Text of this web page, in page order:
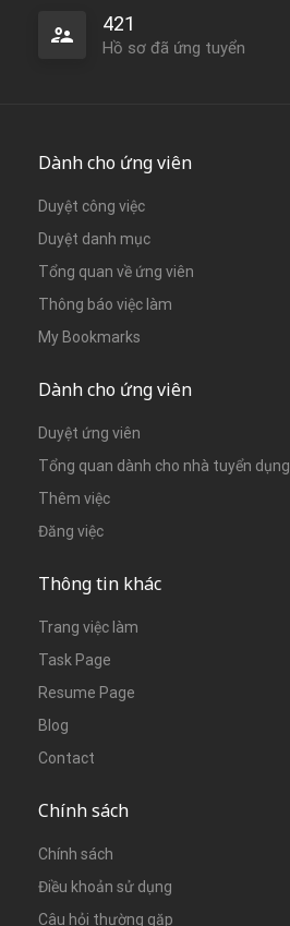
421
Hồ sơ đã ứng tuyển
Dành cho ứng viên
Duyệt công việc
Duyệt danh mục
Tổng quan về ứng viên
Thông báo việc làm
My Bookmarks
Dành cho ứng viên
Duyệt ứng viên
Tổng quan dành cho nhà tuyển dụng
Thêm việc
Đăng việc
Thông tin khác
Trang việc làm
Task Page
Resume Page
Blog
Contact
Chính sách
Chính sách
Điều khoản sử dụng
Câu hỏi thường gặp